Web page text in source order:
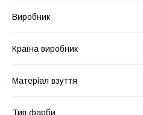
Виробник
Країна виробник
Матеріал взуття
Тип фарби